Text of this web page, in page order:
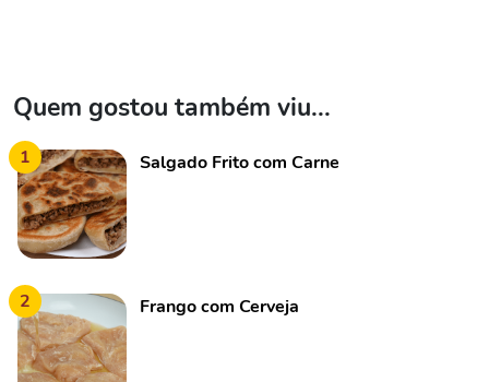
Quem gostou também viu...
1 Salgado Frito com Carne
2 Frango com Cerveja